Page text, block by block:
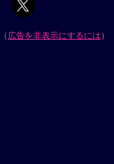
（広告を非表示にするには）